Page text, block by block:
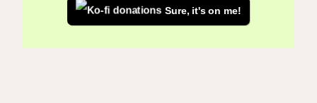
Sure, it's on me!